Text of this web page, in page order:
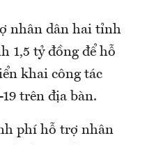
nhân dân hai tỉnh
1,5 tỷ đồng để hỗ
khai công tác
trên địa bàn.
phí hỗ trợ nhân